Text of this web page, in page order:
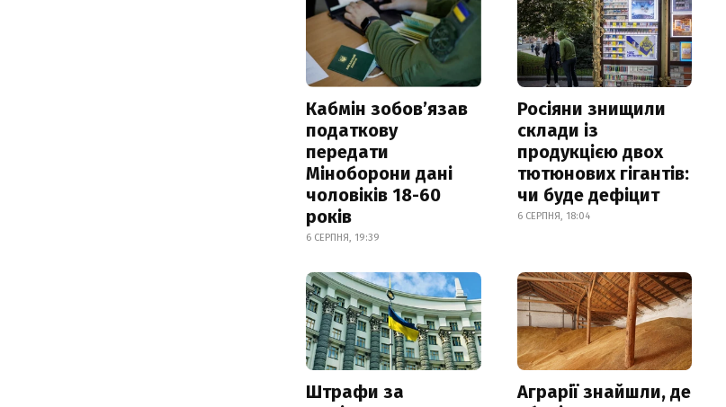
Кабмін зобовʼязав
податкову
передати
Міноборони дані
чоловіків 18-60
років
6 СЕРПНЯ, 19:39
Росіяни знищили
склади із
продукцією двох
тютюнових гігантів:
чи буде дефіцит
6 СЕРПНЯ, 18:04
Штрафи за
Аграрії знайшли, де